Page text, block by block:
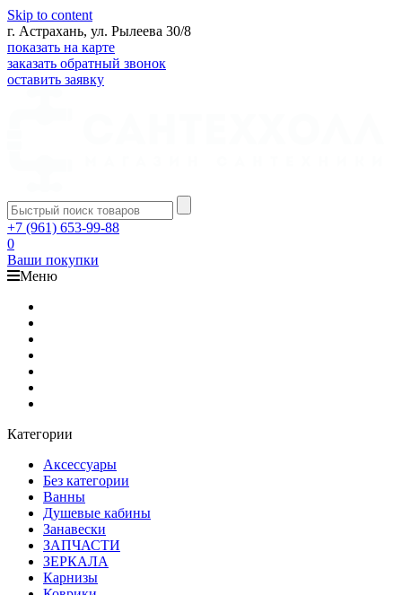
Skip to content
г. Астрахань, ул. Рылеева 30/8
показать на карте
заказать обратный звонок
оставить заявку
+7 (961) 653-99-88
0
Ваши покупки
Меню
Категории
Аксессуары
Без категории
Ванны
Душевые кабины
Занавески
ЗАПЧАСТИ
ЗЕРКАЛА
Карнизы